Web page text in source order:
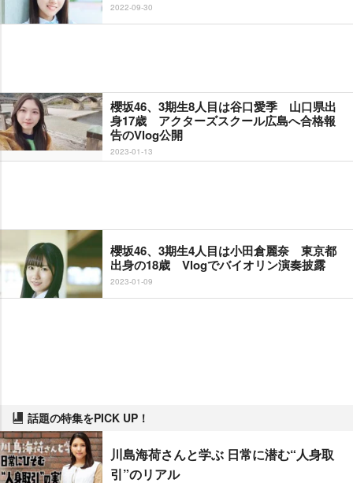
2022-09-30
櫻坂46、3期生8人目は谷口愛季 山口県出
身17歳 アクターズスクール広島へ合格報
告のVlog公開
2023-01-13
櫻坂46、3期生4人目は小田倉麗奈 東京都
出身の18歳 Vlogでバイオリン演奏披露
2023-01-09
話題の特集をPICK UP！
川島海荷さんと学ぶ 日常に潜む“人身取
引”のリアル